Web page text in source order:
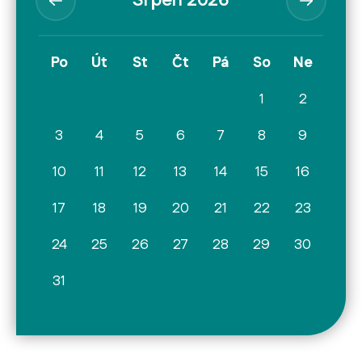
Po Út St Čt Pá So
Ne
1
2
3
4 5 6 7 8
9
10
11 12 13 14 15
16
17
18 19 20 21 22
23
24
25 26 27 28 29
30
31